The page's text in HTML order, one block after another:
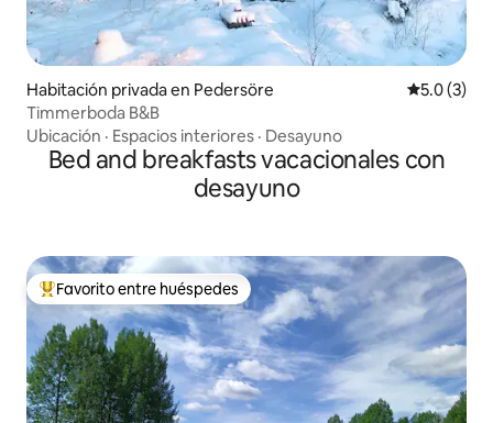
Habitación privada en Pedersöre
5.0 (3)
Timmerboda B&B
Ubicación · Espacios interiores · Desayuno
Bed and breakfasts vacacionales con
desayuno
Favorito entre huéspedes preferido
Favorito entre huéspedes